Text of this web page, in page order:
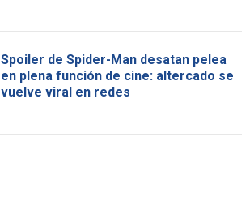
Spoiler de Spider-Man desatan pelea
en plena función de cine: altercado se
vuelve viral en redes